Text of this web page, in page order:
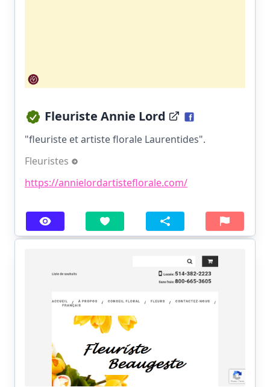
Fleuriste Annie Lord
"fleuriste et artiste florale Laurentides".
Fleuristes
https://annielordartisteflorale.com/